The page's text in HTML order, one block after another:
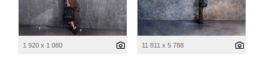
1 920 x 1 080 11 811 x 5 788